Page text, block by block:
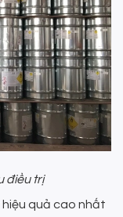
điều trị
quả cao nhất